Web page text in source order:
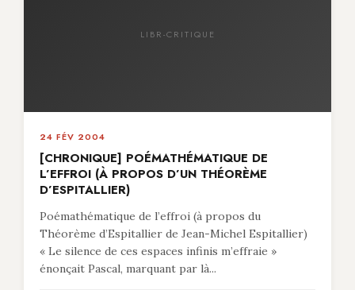
LIBR-CRITIQUE
24 FÉV 2004
[CHRONIQUE] POÉMATHÉMATIQUE DE
L’EFFROI (À PROPOS D’UN THÉORÈME
D’ESPITALLIER)
Poémathématique de l’effroi (à propos du
Théorème d’Espitallier de Jean-Michel Espitallier)
« Le silence de ces espaces infinis m’effraie »
énonçait Pascal, marquant par là...